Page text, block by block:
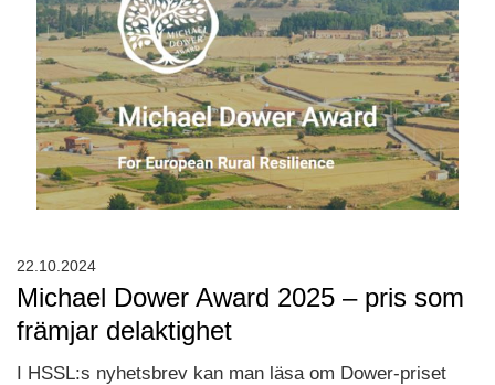
Michael Dower Award 2025 – pris som
främjar delaktighet
I HSSL:s nyhetsbrev kan man läsa om Dower-priset
22.10.2024